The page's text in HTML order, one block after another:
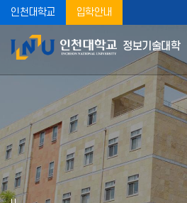
인천대학교 입학안내
정보기술대학
INCHEON NATIONAL UNIVERSITY
COLLEGE OF INFORMATION
새 시대의 변화를 주도하는 창의
인천대학교 정보기술대학